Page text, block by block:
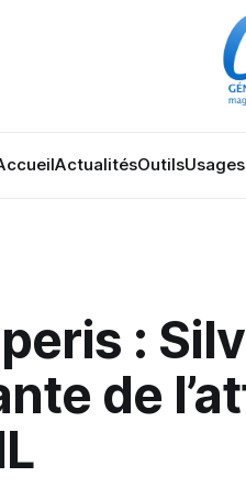
ActualitésOutilsUsages
:
de